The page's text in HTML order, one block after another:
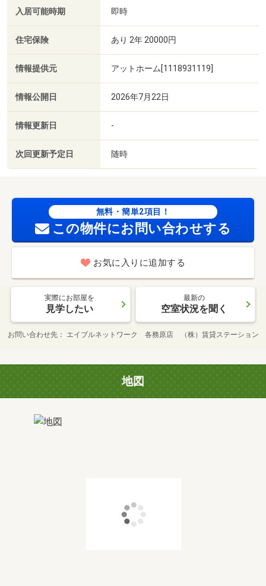
入居可能時期 即時
住宅保険 あり 2年 20000円
情報提供元 アットホーム[1118931119]
情報公開日 2026年7月22日
情報更新日 -
次回更新予定日 随時
無料・簡単2項目！
この物件にお問い合わせする
お気に入りに追加する
実際にお部屋を
見学したい
最新の
空室状況を聞く
お問い合わせ先 エイブルネットワーク 各務原店 （株）賃貸ステーション
地図